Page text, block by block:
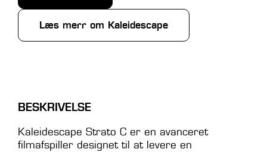
Læs merr om Kaleidescape
BESKRIVELSE
Kaleidescape Strato C er en avanceret
filmafspiller designet til at levere en